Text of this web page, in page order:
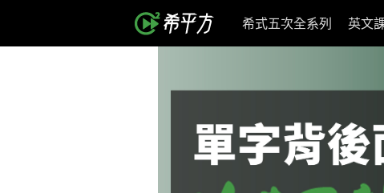
希式五次全系列 英文